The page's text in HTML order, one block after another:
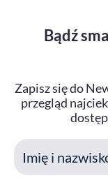
Bądź
Zapisz się do
przegląd
I
m